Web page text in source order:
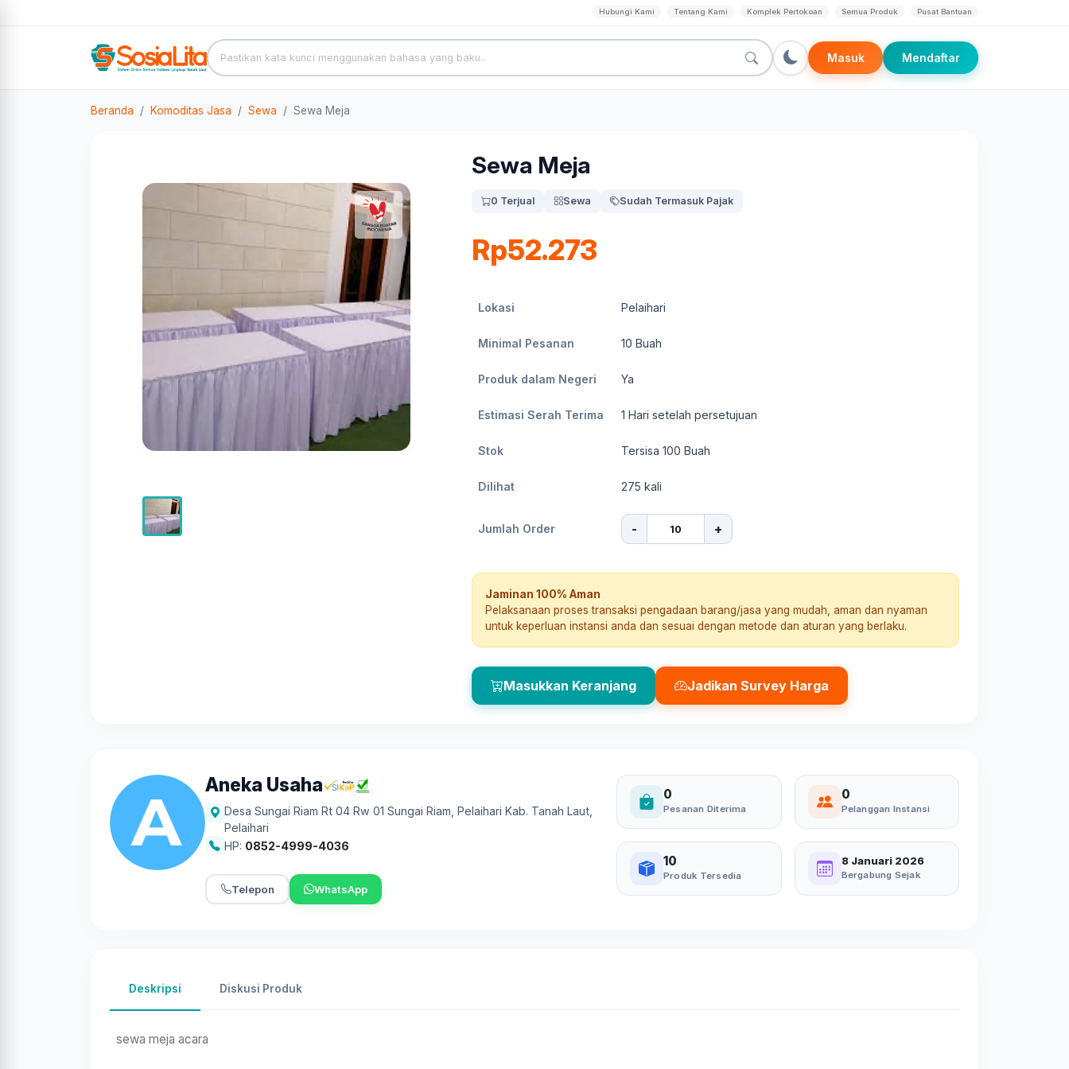
Hubungi Kami Tentang Kami Komplek Pertokoan Semua Produk Pusat Bantuan
Masuk Mendaftar
Beranda Komoditas Jasa Sewa Sewa Meja
Sewa Meja
0 Terjual Sewa Sudah Termasuk Pajak
Rp52.273
Lokasi Pelaihari
Minimal Pesanan 10 Buah
Produk dalam Negeri Ya
Estimasi Serah Terima 1 Hari setelah persetujuan
Stok Tersisa 100 Buah
Dilihat 275 kali
Jumlah Order - +
Jaminan 100% Aman
Pelaksanaan proses transaksi pengadaan barang/jasa yang mudah, aman dan nyaman
untuk keperluan instansi anda dan sesuai dengan metode dan aturan yang berlaku.
Masukkan Keranjang Jadikan Survey Harga
Aneka Usaha
Desa Sungai Riam Rt 04 Rw 01 Sungai Riam, Pelaihari Kab. Tanah Laut
Pelaihari
HP: 0852-4999-4036
Telepon WhatsApp
0
Pesanan Diterima
0
Pelanggan Instansi
10
Produk Tersedia
8 Januari 2026
Bergabung Sejak
Deskripsi Diskusi Produk
sewa meja acara